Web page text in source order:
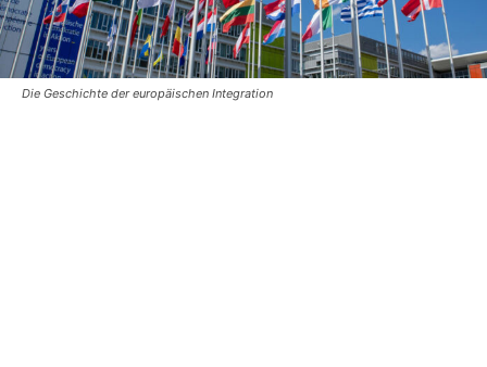
Die Geschichte der europäischen Integration